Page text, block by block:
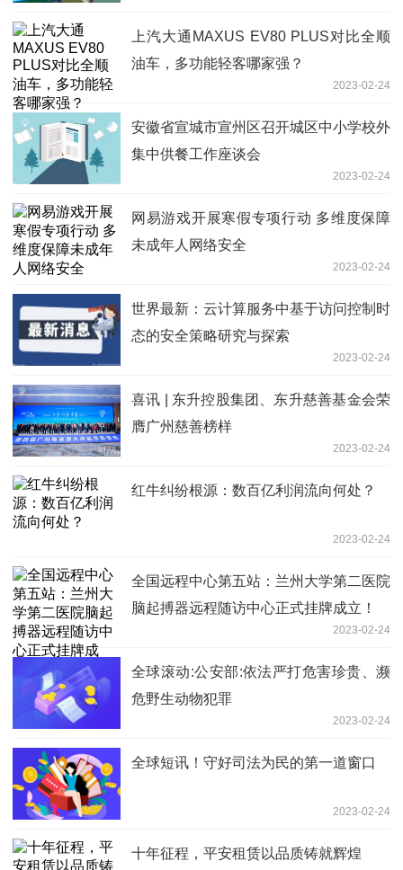
上汽大通MAXUS EV80 PLUS对比全顺
油车，多功能轻客哪家强？
2023-02-24
安徽省宣城市宣州区召开城区中小学校外
集中供餐工作座谈会
2023-02-24
网易游戏开展寒假专项行动 多维度保障
未成年人网络安全
2023-02-24
世界最新：云计算服务中基于访问控制时
态的安全策略研究与探索
2023-02-24
喜讯 | 东升控股集团、东升慈善基金会荣
膺广州慈善榜样
2023-02-24
红牛纠纷根源：数百亿利润流向何处？
2023-02-24
全国远程中心第五站：兰州大学第二医院
脑起搏器远程随访中心正式挂牌成立！
2023-02-24
全球滚动:公安部:依法严打危害珍贵、濒
危野生动物犯罪
2023-02-24
全球短讯！守好司法为民的第一道窗口
2023-02-24
十年征程，平安租赁以品质铸就辉煌